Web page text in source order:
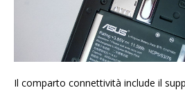
Il comparto connettività include il